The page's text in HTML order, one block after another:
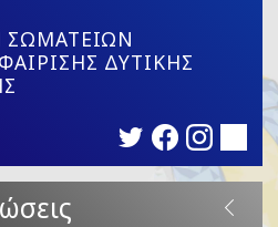
ΣΩΜΑΤΕΙΩΝ
ΔΥΤΙΚΗΣ